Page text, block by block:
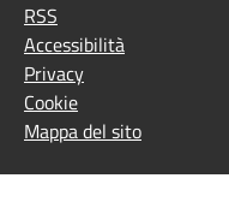
RSS
Accessibilità
Privacy
Cookie
Mappa del sito